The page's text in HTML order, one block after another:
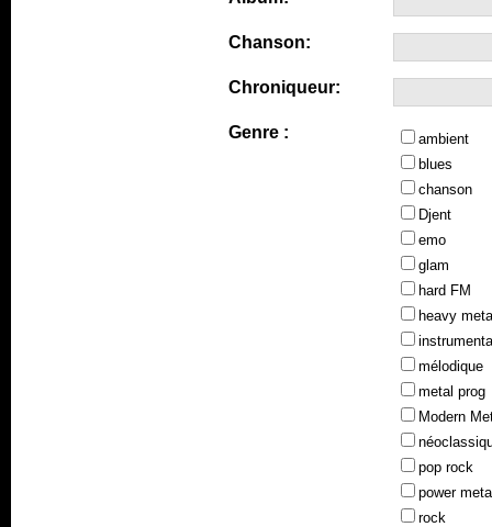
Chanson:
Chroniqueur:
Genre :
ambient
blues
chanson
Djent
emo
glam
hard FM
heavy
mélodique
metal prog
Modern
pop rock
power
rock